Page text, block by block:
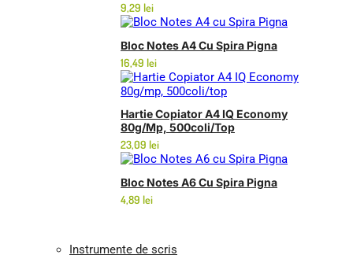
9,29 lei
Bloc Notes A4 Cu Spira Pigna
16,49 lei
Hartie Copiator A4 IQ Economy
80g/mp, 500coli/top
23,09 lei
Bloc Notes A6 Cu Spira Pigna
4,89 lei
Instrumente de scris